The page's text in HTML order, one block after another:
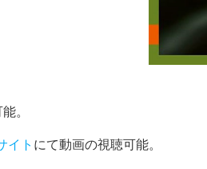
。
イト にて動画の視聴可能。